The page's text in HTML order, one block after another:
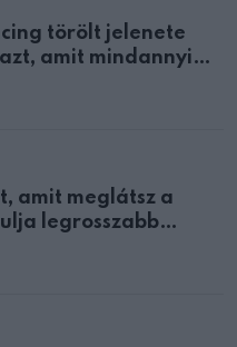
törölt jelenete
amit mindannyian
amit meglátsz a
legrosszabb